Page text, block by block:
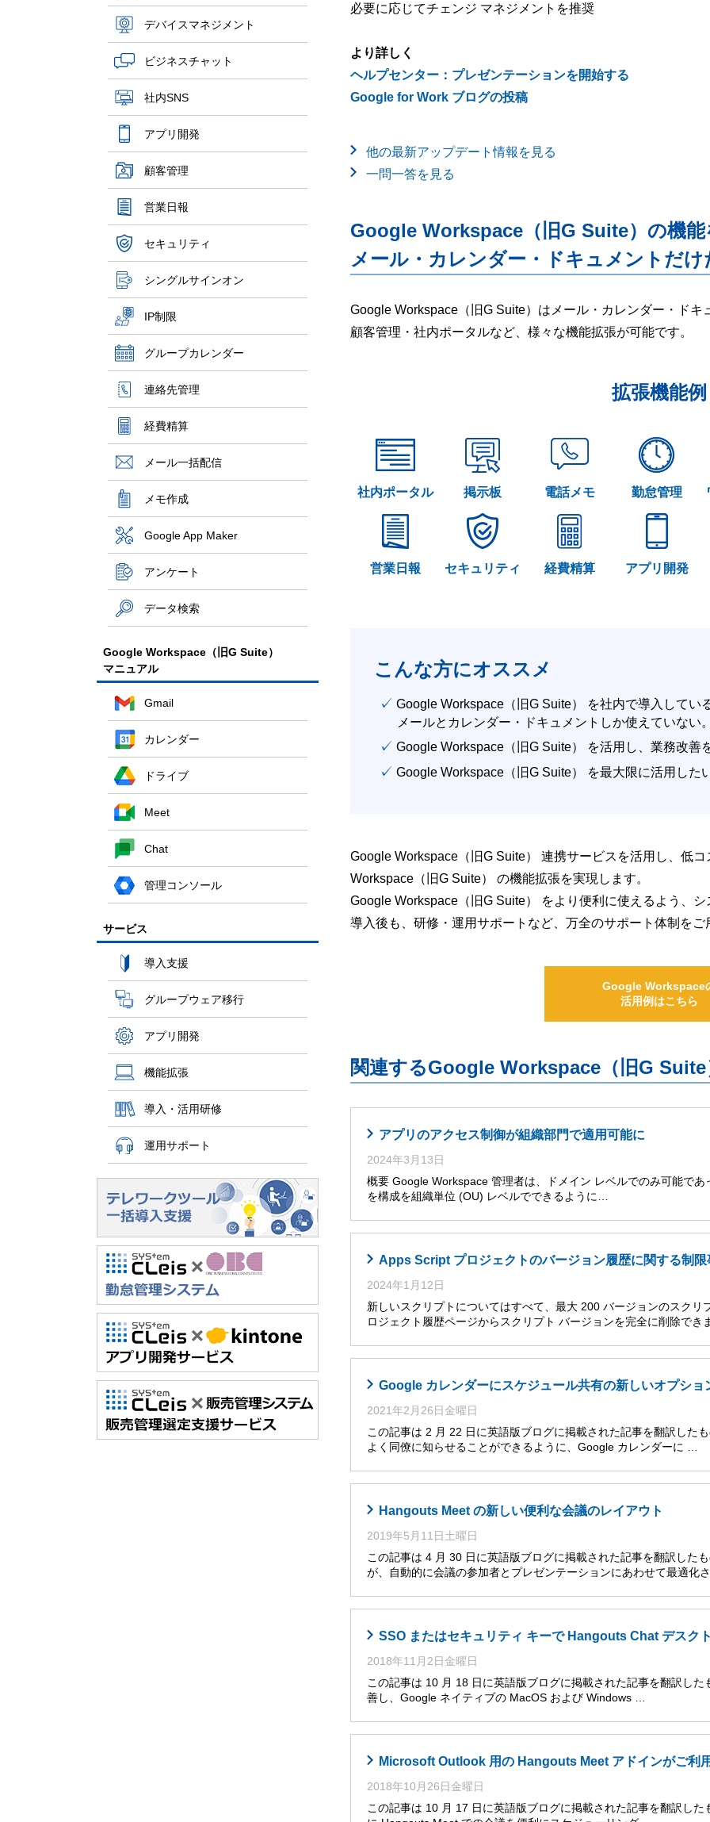
デバイスマネジメント
ビジネスチャット
社内SNS
アプリ開発
顧客管理
営業日報
セキュリティ
シングルサインオン
IP制限
グループカレンダー
連絡先管理
経費精算
メール一括配信
メモ作成
Google App Maker
アンケート
データ検索
Google Workspace（旧G Suite）
マニュアル
Gmail
カレンダー
ドライブ
Meet
Chat
管理コンソール
サービス
導入支援
グループウェア移行
アプリ開発
機能拡張
導入・活用研修
運用サポート
必要に応じてチェンジ マネジメントを推奨
より詳しく
ヘルプセンター：プレゼンテーションを開始する
Google for Work ブログの投稿
他の最新アップデート情報を見る
一問一答を見る
Google Workspace（旧G Suite）の機能
メール・カレンダー・ドキュメントだ
Google Workspace（旧G Suite）はメール・カレンダー・ドキ
顧客管理・社内ポータルなど、様々な機能拡張が可能です。
拡張機能例
社内ポータル 掲示板 電話メモ 勤怠管理
営業日報 セキュリティ 経費精算 アプリ開発
こんな方にオススメ
✓ Google Workspace（旧G Suite） を社内で導入してい
メールとカレンダー・ドキュメントしか使えていない。
✓ Google Workspace（旧G Suite） を活用し、業務改善
✓ Google Workspace（旧G Suite） を最大限に活用した
Google Workspace（旧G Suite） 連携サービスを活用し、低
Workspace（旧G Suite） の機能拡張を実現します。
Google Workspace（旧G Suite） をより便利に使えるよう、
導入後も、研修・運用サポートなど、万全のサポート体制をご
Google Workspace
活用例はこちら
関連するGoogle Workspace（旧G
アプリのアクセス制御が組織部門で適用可能に
2024年3月13日
概要 Google Workspace 管理者は、ドメイン レベルでのみ可能で
を構成を組織単位 (OU) レベルでできるように…
Apps Script プロジェクトのバージョン履歴に関する制限
2024年1月12日
新しいスクリプトについてはすべて、最大 200 バージョンのスク
ロジェクト履歴ページからスクリプト バージョンを完全に削除でき
Google カレンダーにスケジュール共有の新しいオプショ
2021年2月26日金曜日
この記事は 2 月 22 日に英語版ブログに掲載された記事を翻訳した
よく同僚に知らせることができるように、Google カレンダーに …
Hangouts Meet の新しい便利な会議のレイアウト
2019年5月11日土曜日
この記事は 4 月 30 日に英語版ブログに掲載された記事を翻訳した
が、自動的に会議の参加者とプレゼンテーションにあわせて最適化
SSO またはセキュリティ キーで Hangouts Chat デスク
2018年11月2日金曜日
この記事は 10 月 18 日に英語版ブログに掲載された記事を翻訳し
善し、Google ネイティブの MacOS および Windows …
Microsoft Outlook 用の Hangouts Meet アドインがご利
2018年10月26日金曜日
この記事は 10 月 17 日に英語版ブログに掲載された記事を翻訳し